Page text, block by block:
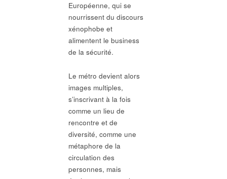
Européenne, qui se
nourrissent du discours
xénophobe et
alimentent le business
de la sécurité.
Le métro devient alors
images multiples,
s’inscrivant à la fois
comme un lieu de
rencontre et de
diversité, comme une
métaphore de la
circulation des
personnes, mais